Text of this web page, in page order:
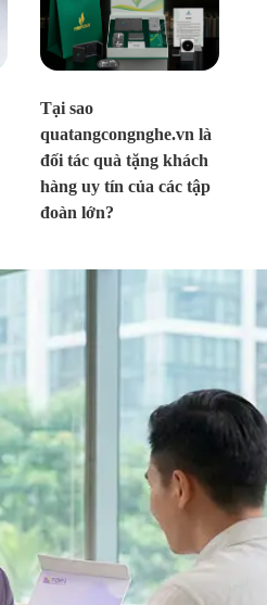
Tại sao
quatangcongnghe.vn là
đối tác quà tặng khách
hàng uy tín của các tập
đoàn lớn?